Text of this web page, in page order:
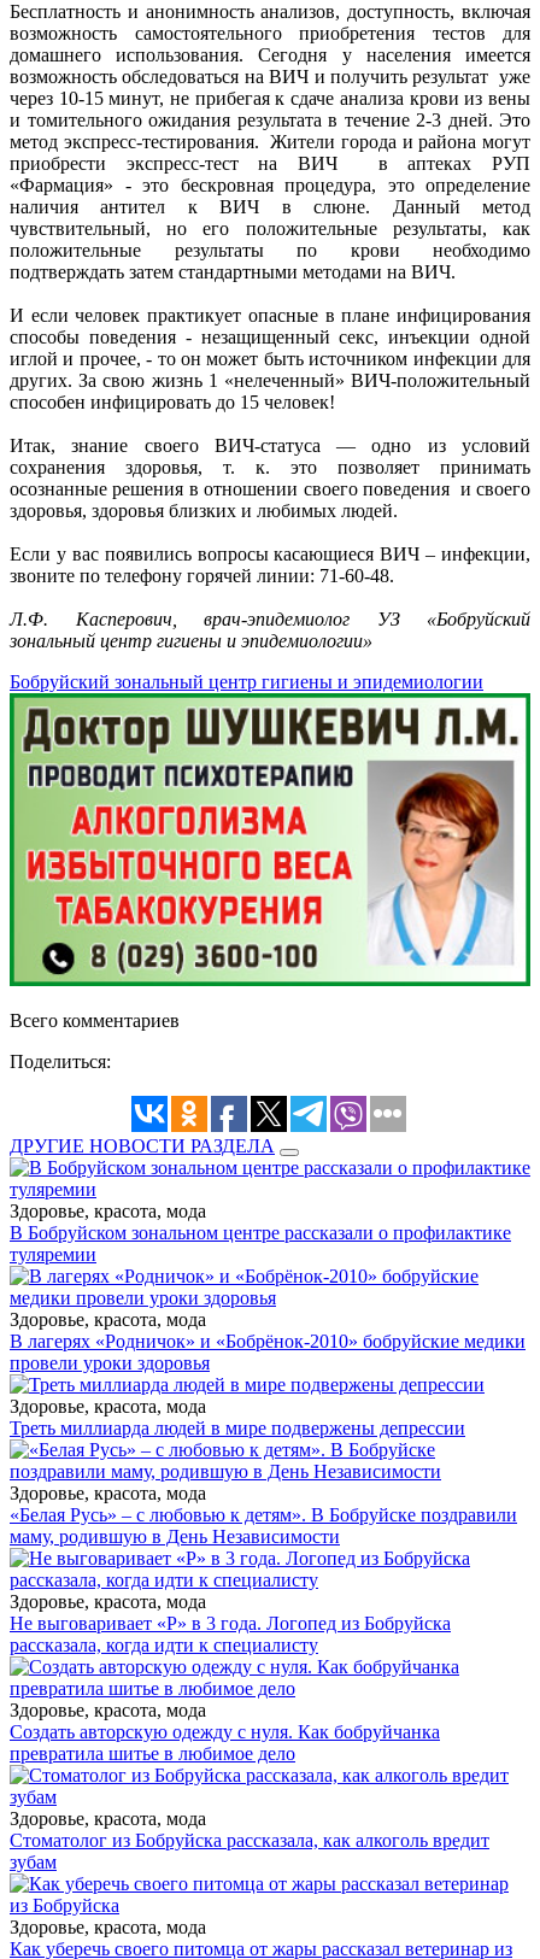
Бесплатность и анонимность анализов, доступность, включая
возможность самостоятельного приобретения тестов для
домашнего использования. Сегодня у населения имеется
возможность обследоваться на ВИЧ и получить результат уже
через 10-15 минут, не прибегая к сдаче анализа крови из вены
и томительного ожидания результата в течение 2-3 дней. Это
метод экспресс-тестирования. Жители города и района могут
приобрести экспресс-тест на ВИЧ в аптеках РУП
«Фармация» - это бескровная процедура, это определение
наличия антител к ВИЧ в слюне. Данный метод
чувствительный, но его положительные результаты, как
положительные результаты по крови необходимо
подтверждать затем стандартными методами на ВИЧ.
И если человек практикует опасные в плане инфицирования
способы поведения - незащищенный секс, инъекции одной
иглой и прочее, - то он может быть источником инфекции для
других. За свою жизнь 1 «нелеченный» ВИЧ-положительный
способен инфицировать до 15 человек!
Итак, знание своего ВИЧ-статуса — одно из условий
сохранения здоровья, т. к. это позволяет принимать
осознанные решения в отношении своего поведения и своего
здоровья, здоровья близких и любимых людей.
Если у вас появились вопросы касающиеся ВИЧ – инфекции,
звоните по телефону горячей линии: 71-60-48.
Л.Ф. Касперович, врач-эпидемиолог УЗ «Бобруйский
зональный центр гигиены и эпидемиологии»
Бобруйский зональный центр гигиены и эпидемиологии
Всего комментариев
Поделиться:
ДРУГИЕ НОВОСТИ РАЗДЕЛА
Здоровье, красота, мода
В Бобруйском зональном центре рассказали о профилактике
туляремии
Здоровье, красота, мода
В лагерях «Родничок» и «Бобрёнок-2010» бобруйские медики
провели уроки здоровья
Здоровье, красота, мода
Треть миллиарда людей в мире подвержены депрессии
Здоровье, красота, мода
«Белая Русь» – с любовью к детям». В Бобруйске поздравили
маму, родившую в День Независимости
Здоровье, красота, мода
Не выговаривает «Р» в 3 года. Логопед из Бобруйска
рассказала, когда идти к специалисту
Здоровье, красота, мода
Создать авторскую одежду с нуля. Как бобруйчанка
превратила шитье в любимое дело
Здоровье, красота, мода
Стоматолог из Бобруйска рассказала, как алкоголь вредит
зубам
Здоровье, красота, мода
Как уберечь своего питомца от жары рассказал ветеринар из